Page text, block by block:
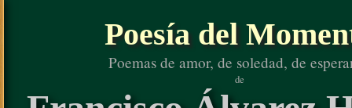
Poesía del
Poemas de amor, de soledad, de
de